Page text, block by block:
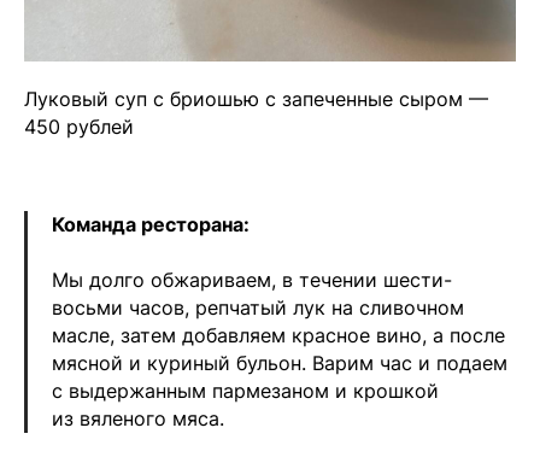
Луковый суп с бриошью с запеченные сыром —
450 рублей
Команда ресторана:
Мы долго обжариваем, в течении шести-
восьми часов, репчатый лук на сливочном
масле, затем добавляем красное вино, а после
мясной и куриный бульон. Варим час и подаем
с выдержанным пармезаном и крошкой
из вяленого мяса.